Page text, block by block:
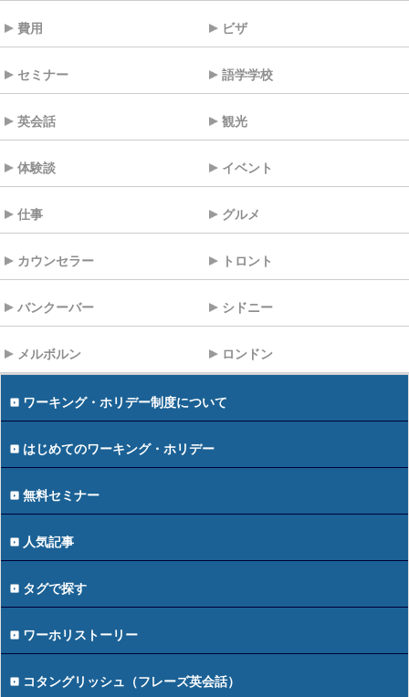
費用 ビザ
セミナー 語学学校
英会話 観光
体験談 イベント
仕事 グルメ
カウンセラー トロント
バンクーバー シドニー
メルボルン ロンドン
ワーキング・ホリデー制度について
はじめてのワーキング・ホリデー
無料セミナー
人気記事
タグで探す
ワーホリストーリー
コタングリッシュ（フレーズ英会話）